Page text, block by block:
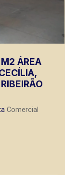
ÁREA
Comercial